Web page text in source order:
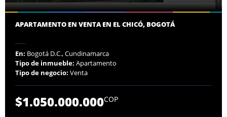
APARTAMENTO EN VENTA EN EL CHICÓ, BOGOTÁ
En: Bogotá D.C., Cundinamarca
Tipo de inmueble: Apartamento
Tipo de negocio: Venta
$1.050.000.000COP